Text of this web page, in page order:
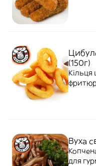
(150г)
Кільця
Вуха
для